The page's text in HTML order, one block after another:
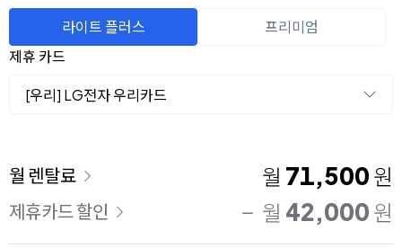
라이트 플러스
프리미엄
제휴 카드
[우리] LG전자 우리카드
이용 요금
월 렌탈료 월 71,500 원
제휴카드 할인 월 42,000 원